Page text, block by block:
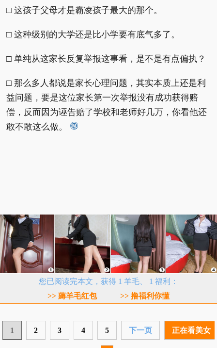
□ 这孩子父母才是霸凌孩子最大的那个。
□ 这种级别的大学还是比小学要有底气多了。
□ 单纯从这家长反复举报这事看，是不是有点偏执？
□ 那么多人都说是家长心理问题，其实本质上还是利
益问题，要是这位家长第一次举报没有成功获得赔
偿，反而因为诬告赔了学校和老师好几万，你看他还
敢不敢这么做。
您已阅读完本文，获得 1 羊毛、 1 福利：
>> 薅羊毛红包
>> 撸福利你懂
1 2 3 4 5 下一页 正在看美女